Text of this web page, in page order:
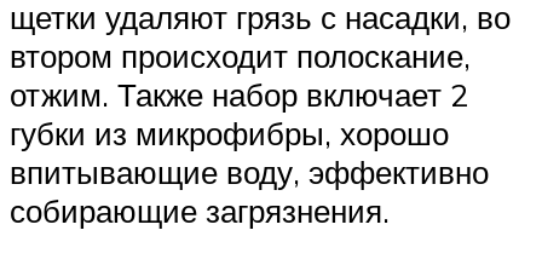
щетки удаляют грязь с насадки, во
втором происходит полоскание,
отжим. Также набор включает 2
губки из микрофибры, хорошо
впитывающие воду, эффективно
собирающие загрязнения.